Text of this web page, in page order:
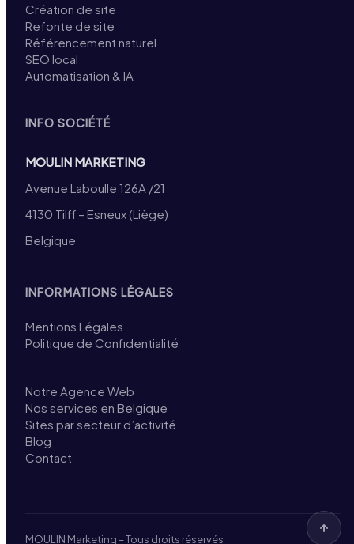
Création de site
Refonte de site
Référencement naturel
SEO local
Automatisation & IA
INFO SOCIÉTÉ
MOULIN MARKETING
Avenue Laboulle 126A /21
4130 Tilff – Esneux (Liège)
Belgique
INFORMATIONS LÉGALES
Mentions Légales
Politique de Confidentialité
Notre Agence Web
Nos services en Belgique
Sites par secteur d’activité
Blog
Contact
MOULIN Marketing – Tous droits réservés